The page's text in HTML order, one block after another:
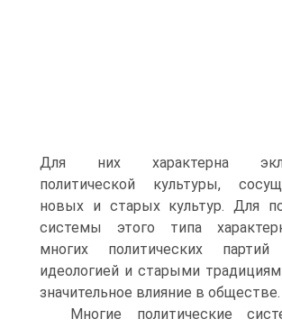
Для них характерна
политической культуры,
новых и старых культур. Для
системы этого типа
многих политических
идеологией и старыми
значительное влияние в обществе.
Многие политические